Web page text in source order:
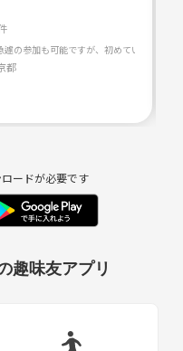
都
ードが必要です
趣味友アプリ